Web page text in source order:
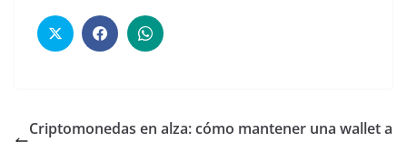
Criptomonedas en alza: cómo mantener una wallet a